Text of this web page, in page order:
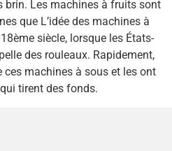
brin. Les machines à fruits sont
que L’idée des machines à
siècle, lorsque les États-
des rouleaux. Rapidement,
machines à sous et les ont
tirent des fonds.